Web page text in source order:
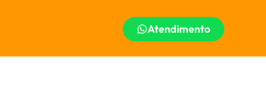
Atendimento